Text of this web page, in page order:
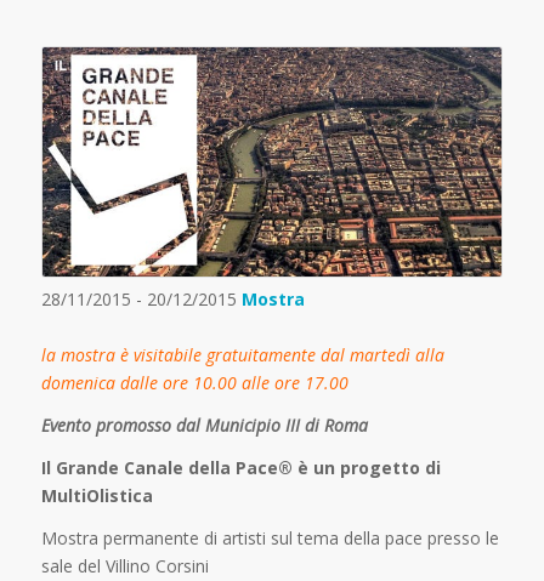
28/11/2015 - 20/12/2015 Mostra
la mostra è visitabile gratuitamente dal martedì alla
domenica dalle ore 10.00 alle ore 17.00
Evento promosso dal Municipio III di Roma
Il Grande Canale della Pace® è un progetto di
MultiOlistica
Mostra permanente di artisti sul tema della pace presso le
sale del Villino Corsini